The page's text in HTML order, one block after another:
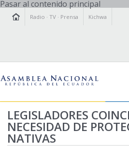
Pasar al contenido principal
Radio ·TV · Prensa Kichwa
LA ASAMBLEA
LEGISLAMOS
LEGISLADORES
NECESIDAD DE
NATIVAS